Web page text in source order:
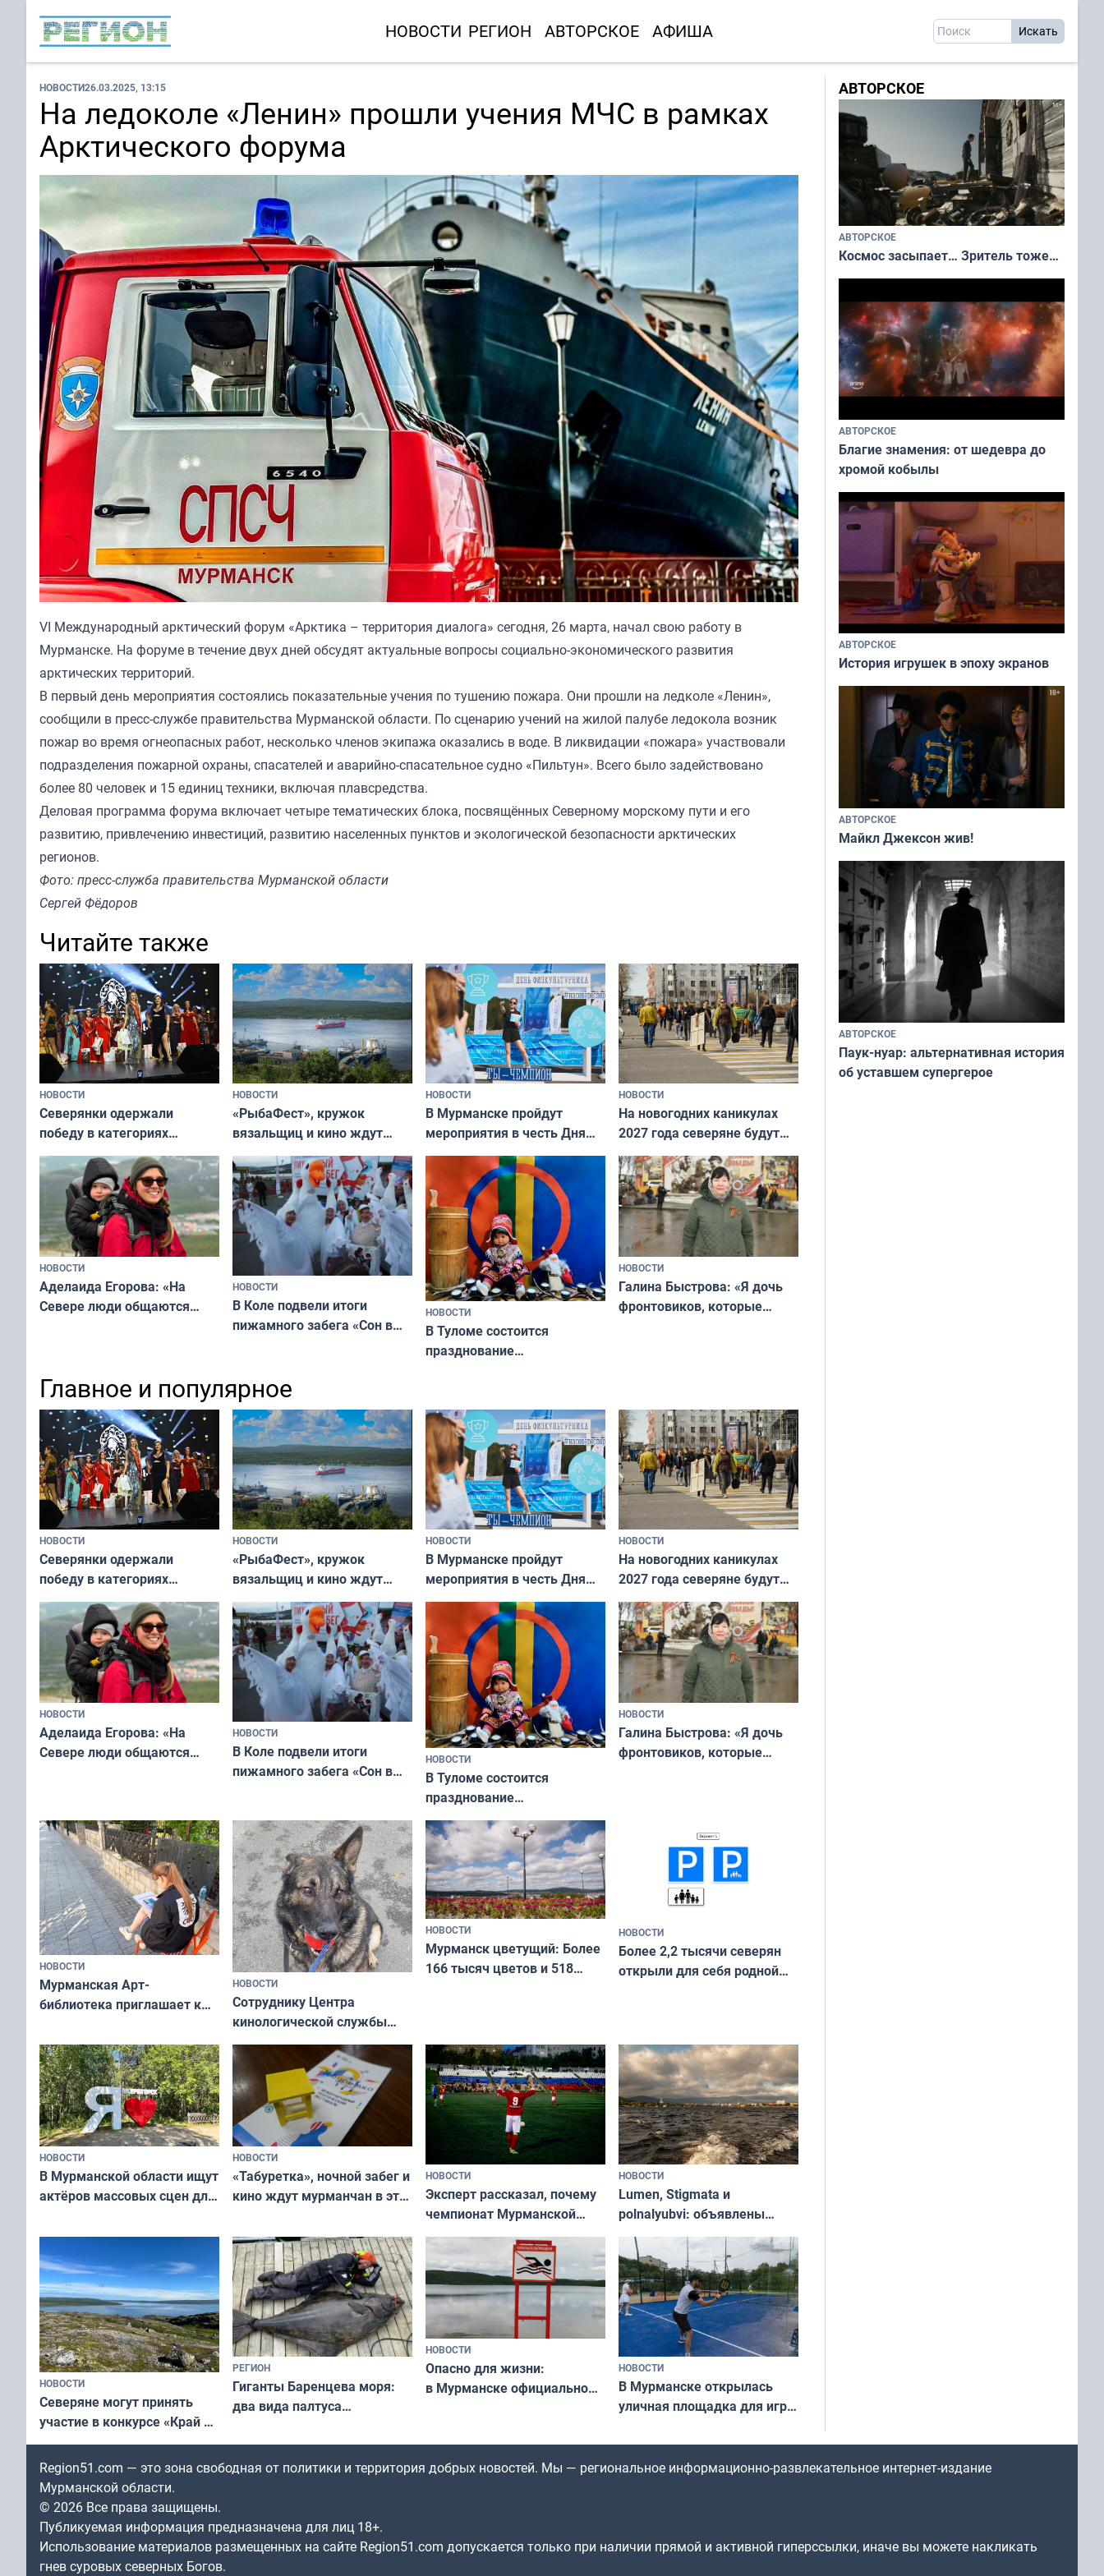
НОВОСТИ РЕГИОН АВТОРСКОЕ АФИША
НОВОСТИ26.03.2025, 13:15
На ледоколе «Ленин» прошли учения МЧС в рамках
Арктического форума
VI Международный арктический форум «Арктика – территория диалога» сегодня, 26 марта, начал свою работу в
Мурманске. На форуме в течение двух дней обсудят актуальные вопросы социально-экономического развития
арктических территорий.
В первый день мероприятия состоялись показательные учения по тушению пожара. Они прошли на ледколе «Ленин»,
сообщили в пресс-службе правительства Мурманской области. По сценарию учений на жилой палубе ледокола возник
пожар во время огнеопасных работ, несколько членов экипажа оказались в воде. В ликвидации «пожара» участвовали
подразделения пожарной охраны, спасателей и аварийно-спасательное судно «Пильтун». Всего было задействовано
более 80 человек и 15 единиц техники, включая плавсредства.
Деловая программа форума включает четыре тематических блока, посвящённых Северному морскому пути и его
развитию, привлечению инвестиций, развитию населенных пунктов и экологической безопасности арктических
регионов.
Фото: пресс-служба правительства Мурманской области
Сергей Фёдоров
Читайте также
НОВОСТИ
Северянки одержали
победу в категориях
всероссийского конкурса
«Мисс и Миссис Великая
Русь»
НОВОСТИ
«РыбаФест», кружок
вязальщиц и кино ждут
мурманчан в эти выходные
НОВОСТИ
В Мурманске пройдут
мероприятия в честь Дня
физкультурника
НОВОСТИ
На новогодних каникулах
2027 года северяне будут
отдыхать 11 дней
НОВОСТИ
Аделаида Егорова: «На
Севере люди общаются
НОВОСТИ
В Коле подвели итоги
пижамного забега «Сон в
НОВОСТИ
В Туломе состоится
празднование
НОВОСТИ
Галина Быстрова: «Я дочь
фронтовиков, которые
Главное и популярное
НОВОСТИ
Северянки одержали
победу в категориях
всероссийского конкурса
«Мисс и Миссис Великая
Русь»
НОВОСТИ
«РыбаФест», кружок
вязальщиц и кино ждут
мурманчан в эти выходные
НОВОСТИ
В Мурманске пройдут
мероприятия в честь Дня
физкультурника
НОВОСТИ
На новогодних каникулах
2027 года северяне будут
отдыхать 11 дней
НОВОСТИ
Аделаида Егорова: «На
Севере люди общаются
НОВОСТИ
В Коле подвели итоги
пижамного забега «Сон в
НОВОСТИ
В Туломе состоится
празднование
Международного дня
коренных народов мира
НОВОСТИ
Галина Быстрова: «Я дочь
фронтовиков, которые
НОВОСТИ
Мурманская Арт-
библиотека приглашает к
и фотографов
НОВОСТИ
Сотруднику Центра
кинологической службы
ищут новый дом
НОВОСТИ
Мурманск цветущий: Более
166 тысяч цветов и 518
НОВОСТИ
Более 2,2 тысячи северян
открыли для себя родной
НОВОСТИ
В Мурманской области ищут
актёров массовых сцен для
короткометражном фильме
НОВОСТИ
«Табуретка», ночной забег и
кино ждут мурманчан в эти
НОВОСТИ
Эксперт рассказал, почему
чемпионат Мурманской
области по футболу остался
незамеченным
НОВОСТИ
Lumen, Stigmata и
polnalyubvi: объявлены
хедлайнеры фестиваля
«Имандра» в 2026 года
НОВОСТИ
Северяне могут принять
участие в конкурсе «Край у
северной границы: фотогид
по Печенгскому округу»
РЕГИОН
Гиганты Баренцева моря:
два вида палтуса
НОВОСТИ
Опасно для жизни:
в Мурманске официально
НОВОСТИ
В Мурманске открылась
уличная площадка для игры
АВТОРСКОЕ
АВТОРСКОЕ
Космос засыпает… Зритель тоже…
АВТОРСКОЕ
Благие знамения: от шедевра до
хромой кобылы
АВТОРСКОЕ
История игрушек в эпоху экранов
АВТОРСКОЕ
Майкл Джексон жив!
АВТОРСКОЕ
Паук-нуар: альтернативная история
об уставшем супергерое
Region51.com — это зона свободная от политики и территория добрых новостей. Мы — региональное информационно-развлекательное интернет-издание
Мурманской области.
© 2026 Все права защищены.
Публикуемая информация предназначена для лиц 18+.
Использование материалов размещенных на сайте Region51.com допускается только при наличии прямой и активной гиперссылки, иначе вы можете накликать
гнев суровых северных Богов.